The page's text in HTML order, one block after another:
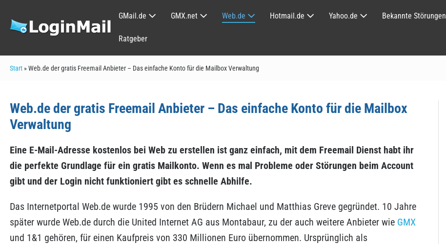
Inhalt
GMail.de GMX.net Web.de Hotmail.de Yahoo.de Bekannte Störungen
Ratgeber
Start »Web.de der gratis Freemail Anbieter – Das einfache Konto für die Mailbox Verwaltung
Web.de der gratis Freemail Anbieter – Das einfache Konto für die Mailbox
Verwaltung
Eine E-Mail-Adresse kostenlos bei Web zu erstellen ist ganz einfach, mit dem Freemail Dienst habt ihr
die perfekte Grundlage für ein gratis Mailkonto. Wenn es mal Probleme oder Störungen beim Account
gibt und der Login nicht funktioniert gibt es schnelle Abhilfe.
Das Internetportal Web.de wurde 1995 von den Brüdern Michael und Matthias Greve gegründet. 10 Jahre
später wurde Web.de durch die United Internet AG aus Montabaur, zu der auch weitere Anbieter wie GMX
und 1&1 gehören, für einen Kaufpreis von 330 Millionen Euro übernommen. Ursprünglich als